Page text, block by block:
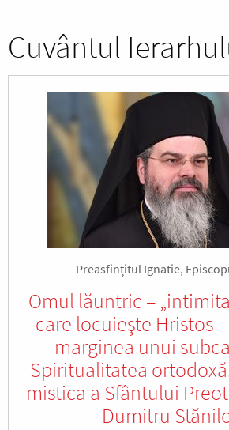
Cuvântul
Preasfințitul Ignatie,
Omul lăuntric –
care locuieşte Hristos
marginea unui
Spiritualitatea
mistica a Sfântului
Dumitru